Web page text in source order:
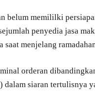
belum memililki
penyedia jasa
menjelang
orderan
siaran tertulisnya